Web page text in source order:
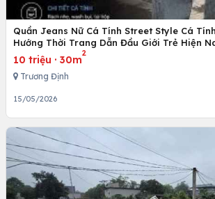
Quần Jeans Nữ Cá Tính Street Style Cá
Hướng Thời Trang Dẫn Đầu Giới Trẻ Hiện
10 triệu · 30m
2
Trương Định
15/05/2026